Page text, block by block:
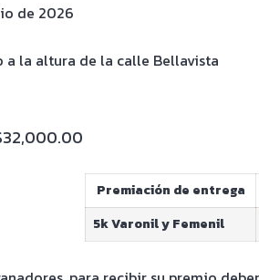
de 2026
a la altura de la calle Bellavista
Premiación de entrega
5k Varonil y Femenil